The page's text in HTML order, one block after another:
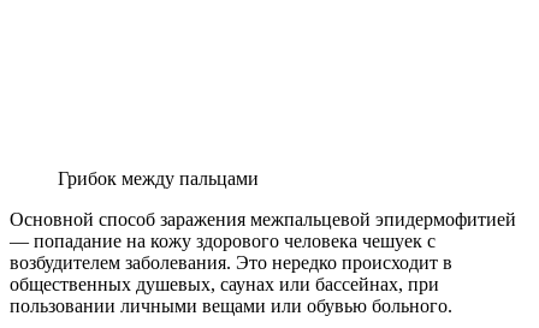
Грибок между пальцами
Основной способ заражения межпальцевой эпидермофитией
— попадание на кожу здорового человека чешуек с
возбудителем заболевания. Это нередко происходит в
общественных душевых, саунах или бассейнах, при
пользовании личными вещами или обувью больного.